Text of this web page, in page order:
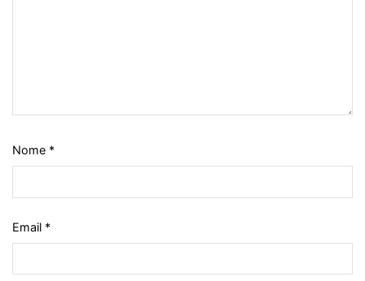
Nome *
Email *